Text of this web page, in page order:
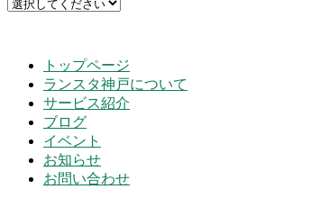
トップページ
ランスタ神戸について
サービス紹介
ブログ
イベント
お知らせ
お問い合わせ